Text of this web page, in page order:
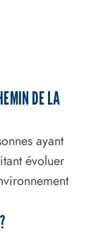
DE LA
ayant
évoluer